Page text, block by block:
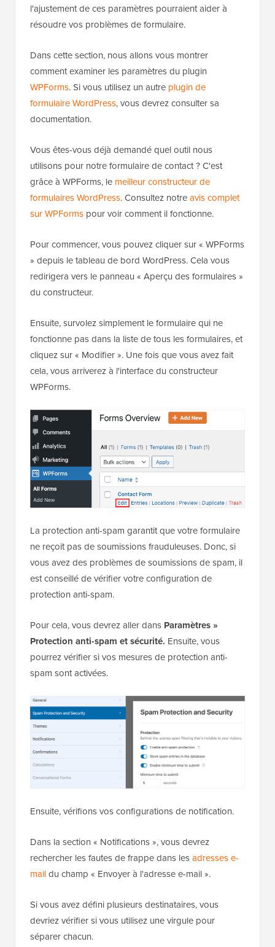
l'ajustement de ces paramètres pourraient aider à
résoudre vos problèmes de formulaire.
Dans cette section, nous allons vous montrer
comment examiner les paramètres du plugin
WPForms. Si vous utilisez un autre plugin de
formulaire WordPress, vous devrez consulter sa
documentation.
Vous êtes-vous déjà demandé quel outil nous
utilisons pour notre formulaire de contact ? C'est
grâce à WPForms, le meilleur constructeur de
formulaires WordPress. Consultez notreavis complet
sur WPForms pour voir comment il fonctionne.
Pour commencer, vous pouvez cliquer sur « WPForms
» depuis le tableau de bord WordPress. Cela vous
redirigera vers le panneau « Aperçu des formulaires »
du constructeur.
Ensuite, survolez simplement le formulaire qui ne
fonctionne pas dans la liste de tous les formulaires, et
cliquez sur « Modifier ». Une fois que vous avez fait
cela, vous arriverez à l'interface du constructeur
WPForms.
La protection anti-spam garantit que votre formulaire
ne reçoit pas de soumissions frauduleuses. Donc, si
vous avez des problèmes de soumissions de spam, il
est conseillé de vérifier votre configuration de
protection anti-spam.
Pour cela, vous devrez aller dans Paramètres »
Protection anti-spam et sécurité. Ensuite, vous
pourrez vérifier si vos mesures de protection anti-
spam sont activées.
Ensuite, vérifions vos configurations de notification.
Dans la section « Notifications », vous devrez
rechercher les fautes de frappe dans lesadresses e-
maildu champ « Envoyer à l'adresse e-mail ».
Si vous avez défini plusieurs destinataires, vous
devriez vérifier si vous utilisez une virgule pour
séparer chacun.